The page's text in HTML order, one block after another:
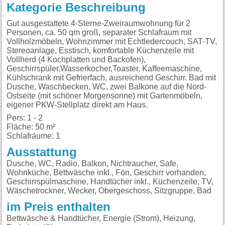
Kategorie Beschreibung
Gut ausgestattete 4-Sterne-Zweiraumwohnung für 2
Personen, ca. 50 qm groß, separater Schlafraum mit
Vollholzmöbeln, Wohnzimmer mit Echtledercouch, SAT-TV,
Stereoanlage, Esstisch, komfortable Küchenzeile mit
Vollherd (4 Kochplatten und Backofen),
Geschirrspüler,Wasserkocher,Toaster, Kaffeemaschine,
Kühlschrank mit Gefrierfach, ausreichend Geschirr. Bad mit
Dusche, Waschbecken, WC, zwei Balkone auf die Nord-
Ostseite (mit schöner Morgensonne) mit Gartenmöbeln,
eigener PKW-Stellplatz direkt am Haus.
Pers: 1 - 2
Fläche: 50 m²
Schlafräume: 1
Ausstattung
Dusche, WC, Radio, Balkon, Nichtraucher, Safe,
Wohnküche, Bettwäsche inkl., Fön, Geschirr vorhanden,
Geschirrspülmaschine, Handtücher inkl., Küchenzeile, TV,
Wäschetrockner, Wecker, Obergeschoss, Sitzgruppe, Bad
im Preis enthalten
Bettwäsche & Handtücher, Energie (Strom), Heizung,